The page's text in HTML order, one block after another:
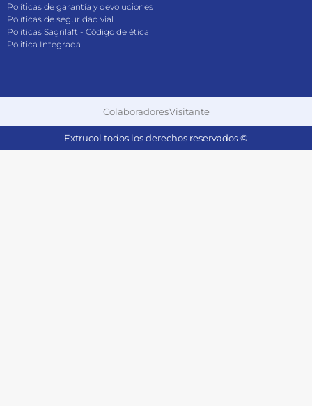
Políticas de garantía y devoluciones
Políticas de seguridad vial
Politicas Sagrilaft - Código de ética
Politica Integrada
ColaboradoresVisitante
Extrucol todos los derechos reservados ©